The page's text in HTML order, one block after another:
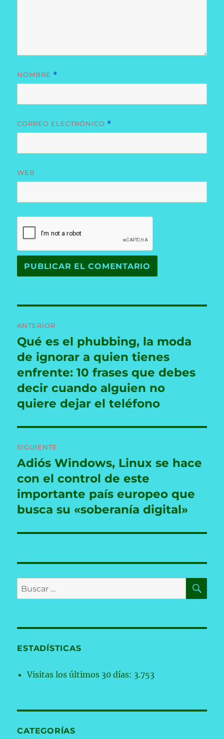
NOMBRE *
CORREO ELECTRÓNICO *
WEB
de
entradas
ANTERIOR
Entrada
anterior:
Qué es el phubbing, la moda
de ignorar a quien tienes
enfrente: 10 frases que debes
decir cuando alguien no
quiere dejar el teléfono
SIGUIENTE
Entrada
siguiente:
Adiós Windows, Linux se hace
con el control de este
importante país europeo que
busca su «soberanía digital»
Buscar
por:
ESTADÍSTICAS
Visitas los últimos 30 días: 3.753
CATEGORÍAS